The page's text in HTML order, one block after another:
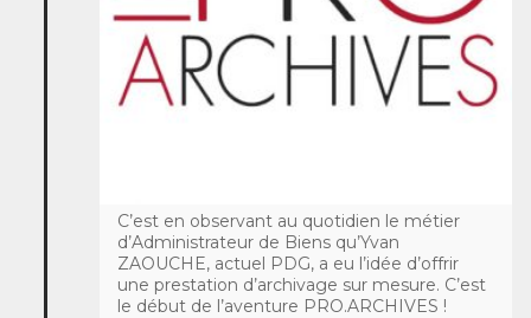
C’est en observant au quotidien le métier
d’Administrateur de Biens qu’Yvan
ZAOUCHE, actuel PDG, a eu l’idée d’offrir
une prestation d’archivage sur mesure. C’est
le début de l’aventure PRO.ARCHIVES !